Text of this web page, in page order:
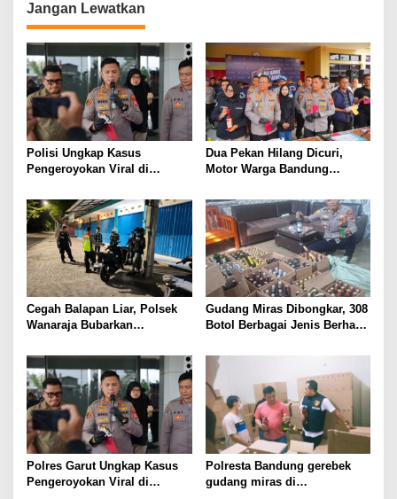
Jangan Lewatkan
Polisi Ungkap Kasus
Pengeroyokan Viral di
Knalpot Brong
Dua Pekan Hilang Dicuri,
Motor Warga Bandung
Polisi
Cegah Balapan Liar, Polsek
Wanaraja Bubarkan
Amankan Sepeda Motor
Berknalpot Tidak Sesuai
Spesifikasi Teknis
Gudang Miras Dibongkar, 308
Botol Berbagai Jenis Berhasil
Polres Garut Ungkap Kasus
Pengeroyokan Viral di
Polresta Bandung gerebek
gudang miras di